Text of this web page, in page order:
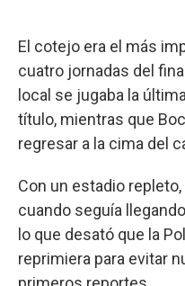
El cotejo era el más
cuatro jornadas del
local se jugaba la
título, mientras que
regresar a la cima del
Con un estadio
cuando seguía
lo que desató que la
reprimiera para evitar